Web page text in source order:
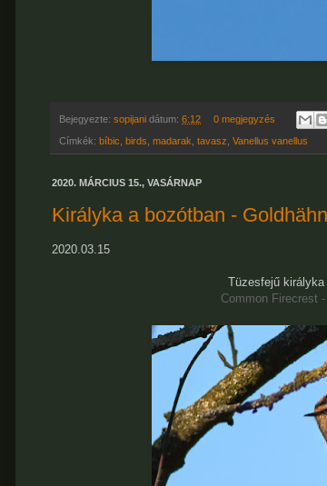
Bejegyezte: sopijani dátum: 6:12 0 megjegyzés
Címkék: bíbic birds madarak tavasz Vanellus vanellus
2020. MÁRCIUS 15., VASÁRNAP
Királyka a bozótban -
2020.03.15
Tüzesfejű királyka
Common Firecrest